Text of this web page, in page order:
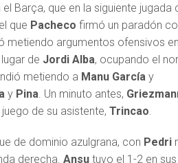
Barça, que en la siguiente jugada
que Pachecofirmó un paradón
metiendo argumentos ofensivos
de Jordi Alba, ocupando el
metiendo a Manu Garcíay
y Pina . Un minuto antes,
de su asistente,Trincao
de dominio azulgrana, con Pedri
derecha.Ansutuvo el 1-2 en